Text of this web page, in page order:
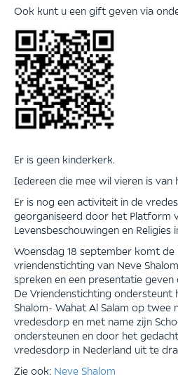
Ook kunt u een gift geven via
Er is geen kinderkerk.
Iedereen die mee wil vieren is van
Er is nog een activiteit in de
georganiseerd door het Platform
Levensbeschouwingen en Religies
Woensdag 18 september komt de
vriendenstichting van Neve
spreken en een presentatie
De Vriendenstichting ondersteunt
Shalom- Wahat Al Salam op twee
vredesdorp en met name zijn
ondersteunen en door het
vredesdorp in Nederland uit te
Zie ook: Neve Shalom